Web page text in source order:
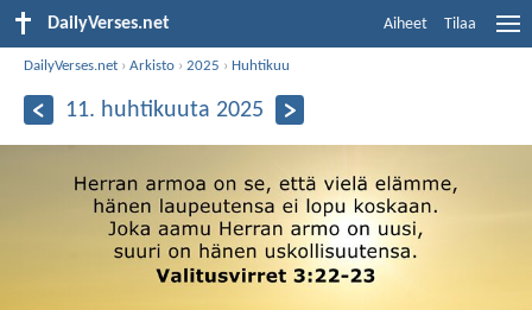
DailyVerses.net Aiheet Tilaa
DailyVerses.net ›Arkisto ›2025 › Huhtikuu
11. huhtikuuta 2025